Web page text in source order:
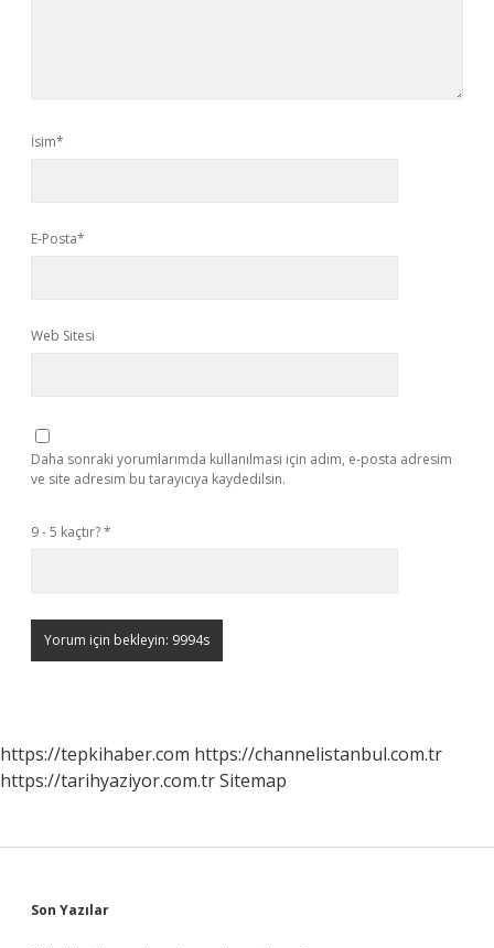
İsim*
E-Posta*
Web Sitesi
Daha sonraki yorumlarımda kullanılması için adım, e-posta adresim
ve site adresim bu tarayıcıya kaydedilsin.
9 - 5 kaçtır?*
https://tepkihaber.com https://channelistanbul.com.tr
https://tarihyaziyor.com.trSitemap
Sidebar
Son Yazılar